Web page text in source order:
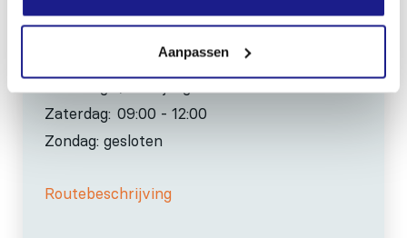
Aanpassen
OPENINGSTIJDEN
Zaterdag: 09:00 - 12:00
Zondag: gesloten
Routebeschrijving